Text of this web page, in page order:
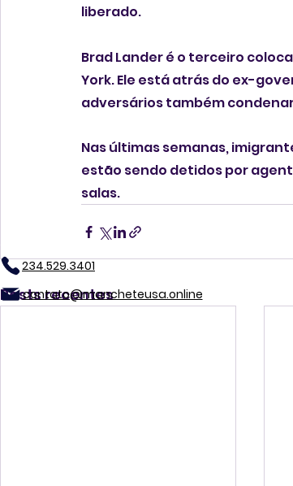
liberado.
Brad Lander é o terceiro
York. Ele está atrás do ex-
adversários também
Nas últimas semanas,
estão sendo detidos por
salas.
Posts recentes
234.529.3401
contato@mancheteusa.online